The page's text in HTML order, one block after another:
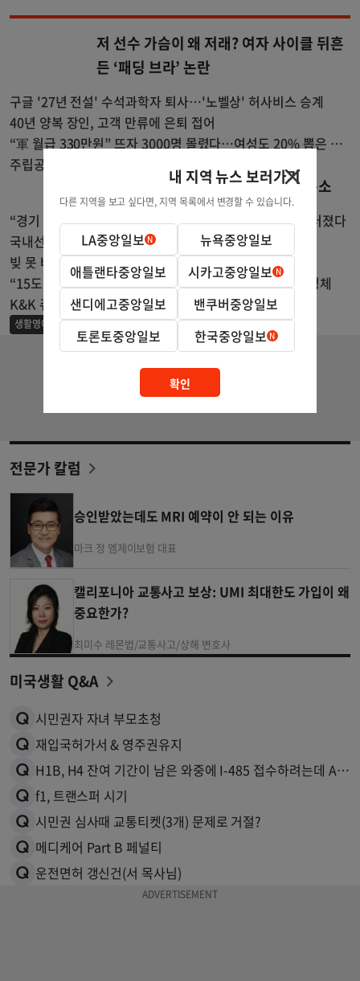
저 선수 가슴이 왜 저래? 여자 사이클 뒤흔
든 ‘패딩 브라’ 논란
구글 '27년 전설' 수석과학자 퇴사…'노벨상' 허사비스 승계
40년 양복 장인, 고객 만류에 은퇴 접어
“軍 월급 330만원” 뜨자 3000명 몰렸다…여성도 20% 뽑은 이
곳
주립공원을 공짜로…공립도서관 파크패스 대여
메디캘 대폭 개편…자산한도 84% 축소
“경기 중단시켜!” 심판진 다급한 외침…폭염에 야구팬 쓰러졌다
국내선 탑승구서 체포…ICE, 공항 단속 확대
빚 못 버티는 가계…채무 통합 이용 사상 최대
“15도로 순식간에 냉각시켜” 日서 등장한 ‘인간 냉장고’ 정체
K&K 쥬얼리…폐금·보석 고가 매입!
생활영어 "몸이 찌뿌둥하다" 영어로 하면?
전문가 칼럼
승인받았는데도 MRI 예약이 안 되는 이유
마크 정 엠제이보험 대표
캘리포니아 교통사고 보상: UMI 최대한도 가입이 왜
중요한가?
최미수 레몬법/교통사고/상해 변호사
미국생활 Q&A
시민권자 자녀 부모초청
재입국허가서 & 영주권유지
H1B, H4 잔여 기간이 남은 와중에 I-485 접수하려는데 AP카드와 EAD신청이 필요할까요
f1, 트랜스퍼 시기
시민권 심사때 교통티켓(3개) 문제로 거절?
메디케어 Part B 페널티
운전면허 갱신건(서 목사님)
내 지역 뉴스 보러가기
다른 지역을 보고 싶다면, 지역 목록에서 변경할 수 있습니다.
LA중앙일보
뉴욕중앙일보
애틀랜타중앙일보
시카고중앙일보
샌디에고중앙일보
밴쿠버중앙일보
토론토중앙일보
한국중앙일보
확인